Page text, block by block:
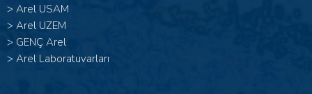
> Arel USAM
> Arel UZEM
> GENÇ Arel
> Arel Laboratuvarları